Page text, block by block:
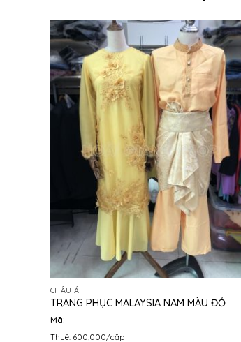
CHÂU Á
TRANG PHỤC MALAYSIA NAM MÀU ĐỎ
Mã:
Thuê: 600,000/cặp